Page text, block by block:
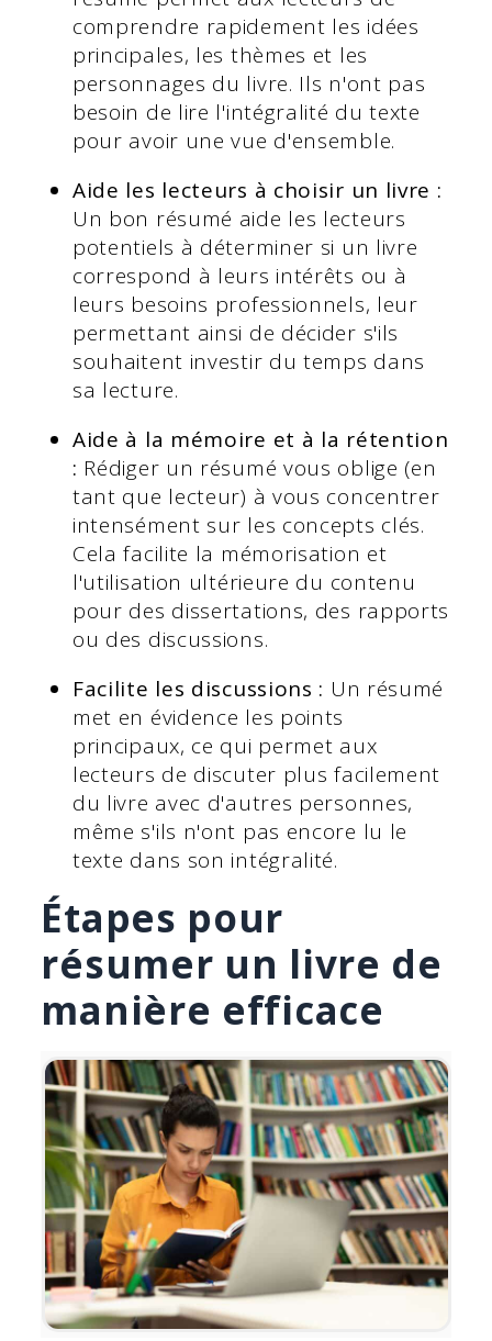
comprendre rapidement les idées
principales, les thèmes et les
personnages du livre. Ils n'ont pas
besoin de lire l'intégralité du texte
pour avoir une vue d'ensemble.
Aide les lecteurs à choisir un livre :
Un bon résumé aide les lecteurs
potentiels à déterminer si un livre
correspond à leurs intérêts ou à
leurs besoins professionnels, leur
permettant ainsi de décider s'ils
souhaitent investir du temps dans
sa lecture.
Aide à la mémoire et à la rétention
: Rédiger un résumé vous oblige (en
tant que lecteur) à vous concentrer
intensément sur les concepts clés.
Cela facilite la mémorisation et
l'utilisation ultérieure du contenu
pour des dissertations, des rapports
ou des discussions.
Facilite les discussions : Un résumé
met en évidence les points
principaux, ce qui permet aux
lecteurs de discuter plus facilement
du livre avec d'autres personnes,
même s'ils n'ont pas encore lu le
texte dans son intégralité.
Étapes pour
résumer un livre de
manière efficace